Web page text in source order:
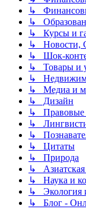
↳
↳
↳ Курсы и
↳ Новости,
↳ Шок-
↳ Товары и
↳
↳ Медиа и
↳ Дизайн
↳ Правовые
↳
↳
↳ Цитаты
↳ Природа
↳ Азиатская
↳ Наука и
↳ Экология
↳ Блог -